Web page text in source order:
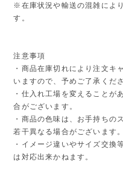
※在庫状況や輸送の混雑によ
す。
注意事項
・商品在庫切れにより注文キ
いますので、予めご了承くだ
・仕入れ工場を変えることが
合がございます。
・商品の色味は、お手持ちの
若干異なる場合がございます。
・イメージ違いやサイズ交換
は対応出来かねます。